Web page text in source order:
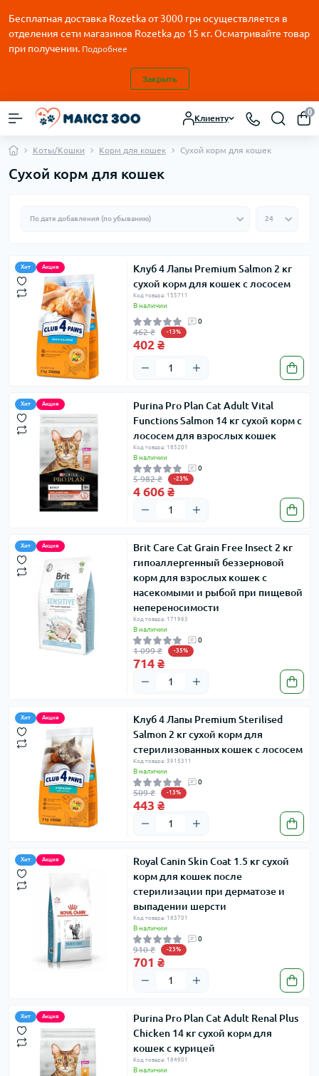
Бесплатная доставка Rozetka от3000 грн осуществляется в
отделения сети магазинов Rozetka до 15 кг. Осматривайте товар
при получении. Подробнее
Закрыть
Клиенту
0
Коты/Кошки Корм для кошек Сухой корм для кошек
Сухой корм для кошек
Хит Акция
Клуб 4 Лапы Premium Salmon 2 кг
сухой корм для кошек с лососем
Код товара: 155711
В наличии
0
462 ₴ -13%
402 ₴
Хит Акция
Purina Pro Plan Cat Adult Vital
Functions Salmon 14 кг сухой корм с
лососем для взрослых кошек
Код товара: 185201
В наличии
0
5 982 ₴ -23%
4 606 ₴
Хит Акция
Brit Care Cat Grain Free Insect 2 кг
гипоаллергенный беззерновой
корм для взрослых кошек с
насекомыми и рыбой при пищевой
непереносимости
Код товара: 171963
В наличии
0
1 099 ₴ -35%
714 ₴
Хит Акция
Клуб 4 Лапы Premium Sterilised
Salmon 2 кг сухой корм для
стерилизованных кошек с лососем
Код товара: 3915311
В наличии
0
509 ₴ -13%
443 ₴
Хит Акция
Royal Canin Skin Coat 1.5 кг сухой
корм для кошек после
стерилизации при дерматозе и
выпадении шерсти
Код товара: 183701
В наличии
0
910 ₴ -23%
701 ₴
Хит Акция
Purina Pro Plan Cat Adult Renal Plus
Chicken 14 кг сухой корм для
кошек с курицей
Код товара: 184901
В наличии